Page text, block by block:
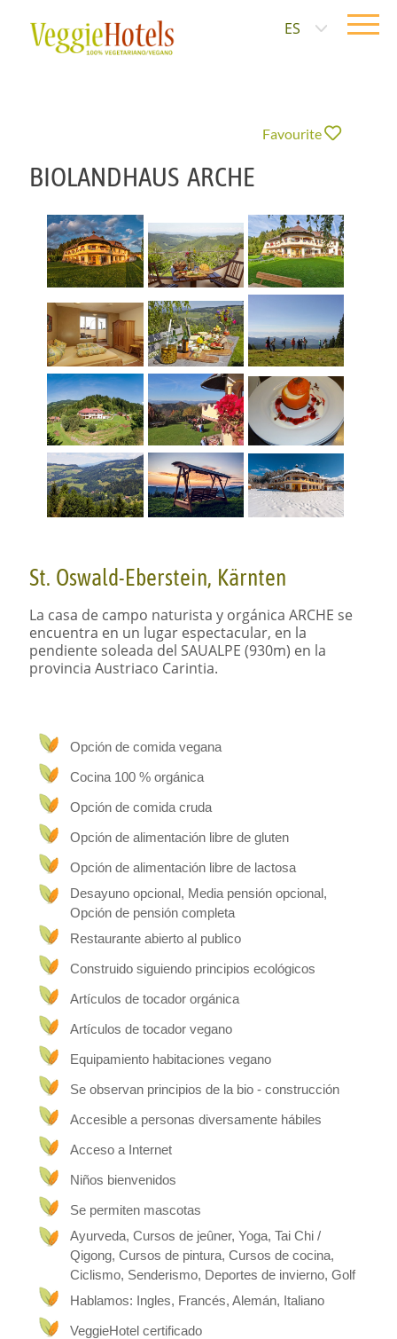
ES
Favourite
BIOLANDHAUS ARCHE
St. Oswald-Eberstein, Kärnten
La casa de campo naturista y orgánicaARCHE se
encuentra en un lugar espectacular, en la
pendiente soleada del SAUALPE (930m) en la
provincia Austriaco Carintia.
Opción de comida vegana
Cocina 100 % orgánica
Opción de comida cruda
Opción de alimentación libre de gluten
Opción de alimentación libre de lactosa
Desayuno opcional, Media pensión opcional,
Opción de pensión completa
Restaurante abierto al publico
Construido siguiendo principios ecológicos
Artículos de tocador orgánica
Artículos de tocador vegano
Equipamiento habitaciones vegano
Se observan principios de la bio - construcción
Accesible a personas diversamente hábiles
Acceso a Internet
Niños bienvenidos
Se permiten mascotas
Ayurveda, Cursos de jeûner, Yoga, Tai Chi /
Qigong, Cursos de pintura, Cursos de cocina,
Ciclismo, Senderismo, Deportes de invierno, Golf
Hablamos: Ingles, Francés, Alemán, Italiano
VeggieHotel certificado